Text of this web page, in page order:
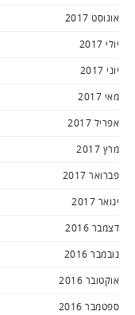
אוגוסט 2017
יולי 2017
יוני 2017
מאי 2017
אפריל 2017
מרץ 2017
פברואר 2017
ינואר 2017
דצמבר 2016
נובמבר 2016
אוקטובר 2016
ספטמבר 2016